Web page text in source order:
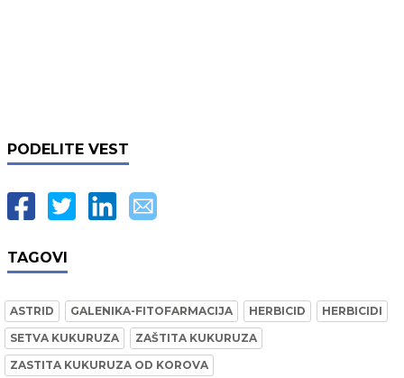
PODELITE VEST
TAGOVI
ASTRID GALENIKA-FITOFARMACIJA HERBICID
HERBICIDI
SETVA KUKURUZA
ZAŠTITA KUKURUZA
ZASTITA KUKURUZA OD KOROVA